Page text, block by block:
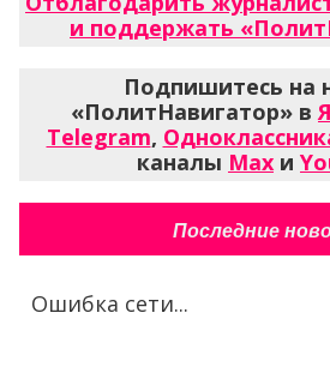
и поддержать
Подпишитесь на
«ПолитНавигатор» в
Telegram,
каналы Max и
Последние
Ошибка сети...